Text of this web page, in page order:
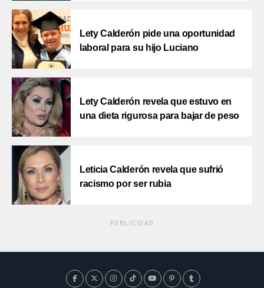
Lety Calderón pide una oportunidad
laboral para su hijo Luciano
Lety Calderón revela que estuvo en
una dieta rigurosa para bajar de peso
Leticia Calderón revela que sufrió
racismo por ser rubia
PUBLICIDAD